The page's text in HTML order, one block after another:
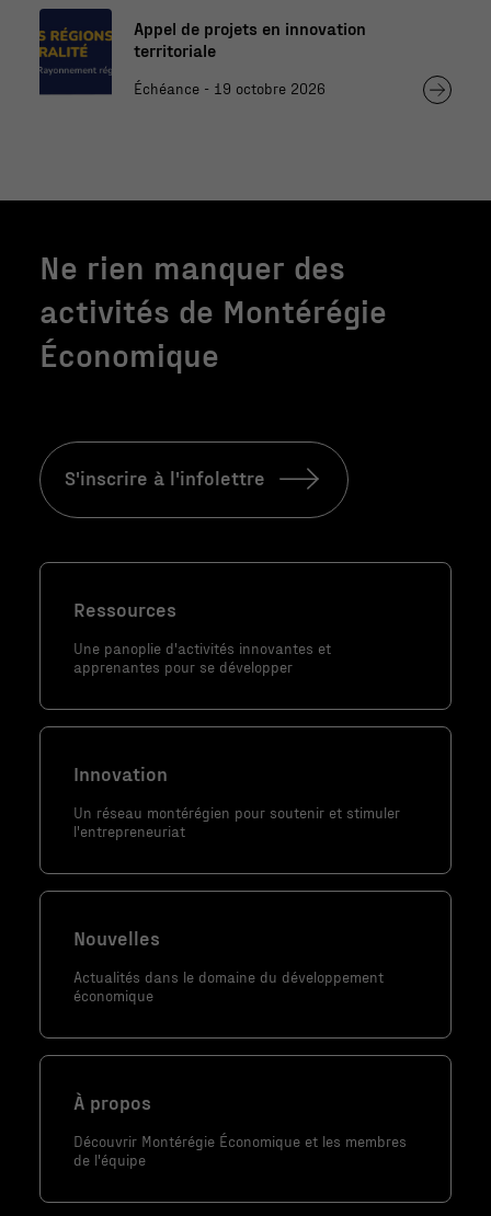
Appel de projets en innovation
territoriale
Échéance - 19 octobre 2026
Ne rien manquer des
activités de Montérégie
Économique
S'inscrire à l'infolettre
Ressources
Une panoplie d'activités innovantes et
apprenantes pour se développer
Innovation
Un réseau montérégien pour soutenir et stimuler
l'entrepreneuriat
Nouvelles
Actualités dans le domaine du développement
économique
À propos
Découvrir Montérégie Économique et les membres
de l'équipe
Nécessaire
Ces fichiers
témoins ne
nécessaires au
fonctionnement
du site Web.
Statistiques
améliorer la
fonctionnalité
structure du
façon dont le
votre intérêt
comportement
augmentez les
voir du